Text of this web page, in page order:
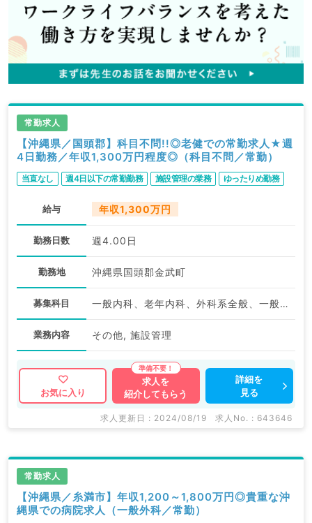
常勤求人
【沖縄県／国頭郡】科目不問!!◎老健での常勤求人★週
4日勤務／年収1,300万円程度◎（科目不問／常勤）
当直なし 週4日以下の常勤勤務 施設管理の業務 ゆったりめ勤務
給与 年収1,300万円
勤務日数 週4.00日
勤務地 沖縄県国頭郡金武町
募集科目 一般内科、老年内科、外科系全般、一般外科、科目不問
業務内容 その他, 施設管理
お気に入り
求人を
紹介してもらう
詳細を
見る
求人更新日 : 2024/08/19 求人No. : 643646
常勤求人
【沖縄県／糸満市】年収1,200～1,800万円◎貴重な沖
縄県での病院求人（一般外科／常勤）